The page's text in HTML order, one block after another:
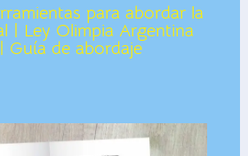
para abordar la
| Ley Olimpia Argentina
Guía de abordaje